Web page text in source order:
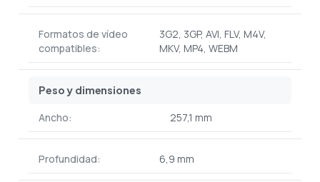
Formatos de vídeo
compatibles:
3G2, 3GP, AVI, FLV, M4V,
MKV, MP4, WEBM
Peso y dimensiones
Ancho: 257,1 mm
Profundidad: 6,9 mm